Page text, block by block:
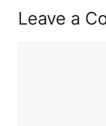
Leave a